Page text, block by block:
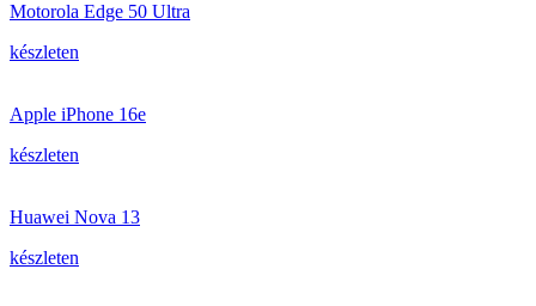
Motorola Edge 50 Ultra
készleten
Apple iPhone 16e
készleten
Huawei Nova 13
készleten